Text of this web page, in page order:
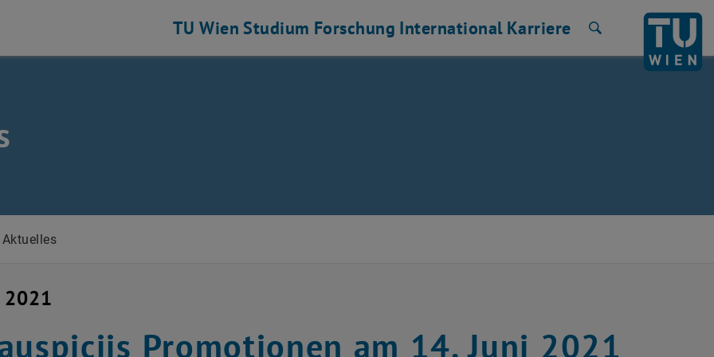
TU Wien Studium Forschung International Karriere
Aktuelles
2021
Promotionen am 14. Juni 2021